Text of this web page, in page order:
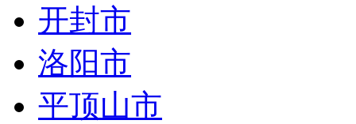
开封市
洛阳市
平顶山市